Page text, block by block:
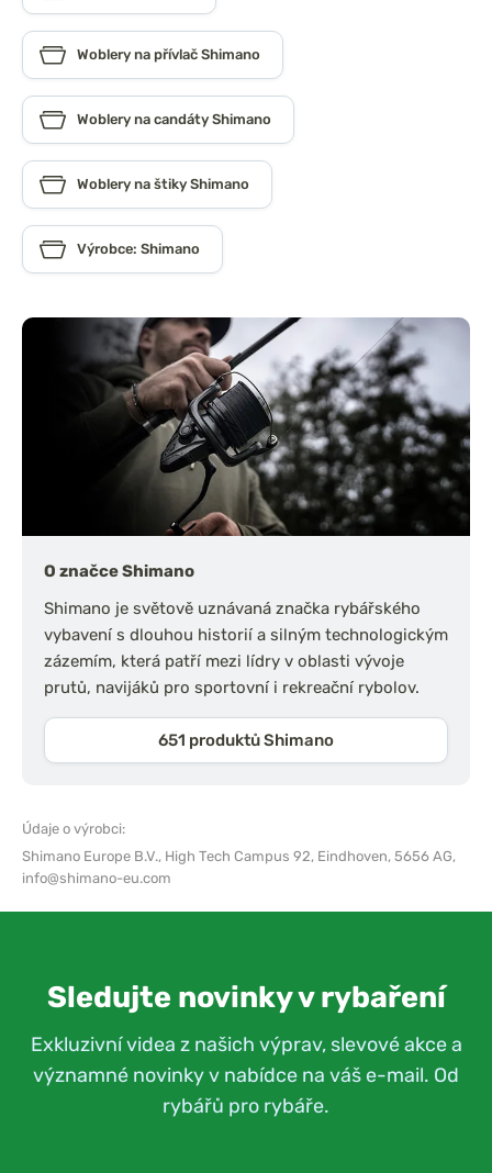
Woblery na přívlač Shimano
Woblery na candáty Shimano
Woblery na štiky Shimano
Výrobce: Shimano
O značce Shimano
Shimano je světově uznávaná značka rybářského
vybavení s dlouhou historií a silným technologickým
zázemím, která patří mezi lídry v oblasti vývoje
prutů, navijáků pro sportovní i rekreační rybolov.
651 produktů Shimano
Údaje o výrobci:
Shimano Europe B.V., High Tech Campus 92, Eindhoven, 5656 AG,
info@shimano-eu.com
Sledujte novinky v rybaření
Exkluzivní videa z našich výprav, slevové akce a
významné novinky v nabídce na váš e-mail. Od
rybářů pro rybáře.